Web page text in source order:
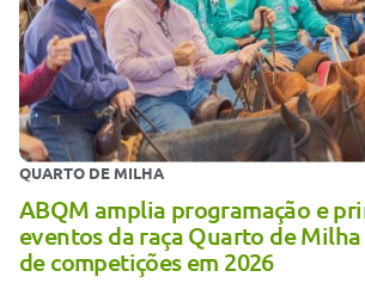
QUARTO DE MILHA
ABQM amplia programação e
eventos da raça Quarto de
de competições em 2026